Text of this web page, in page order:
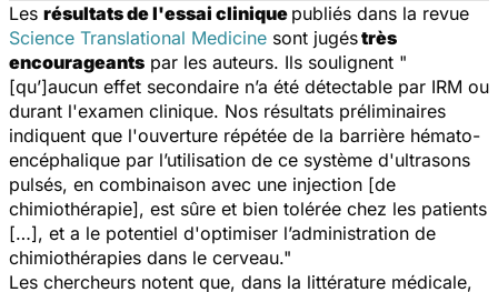
Les résultats de l'essai clinique publiés dans la revue
Science Translational Medicine sont jugéstrès
encourageants par les auteurs. Ils soulignent "
[qu’]aucun effet secondaire n’a été détectable par IRM ou
durant l'examen clinique. Nos résultats préliminaires
indiquent que l'ouverture répétée de la barrière hémato-
encéphalique par l’utilisation de ce système d'ultrasons
pulsés, en combinaison avec une injection [de
chimiothérapie], est sûre et bien tolérée chez les patients
[…], et a le potentiel d'optimiser l’administration de
chimiothérapies dans le cerveau."
Les chercheurs notent que, dans la littérature médicale,